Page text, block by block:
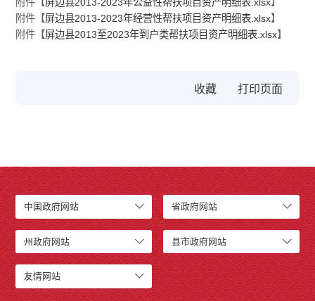
附件【屏边县2013-2023年经营性帮扶项目资产明细表.xlsx】
附件【屏边县2013至2023年到户类帮扶项目资产明细表.xlsx】
收藏
中国政府网站 省政府网站
州政府网站 县市政府网站
友情网站